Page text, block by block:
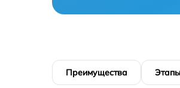
Преимущества